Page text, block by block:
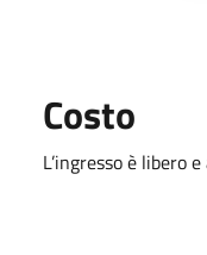
Costo
L’ingresso è libero